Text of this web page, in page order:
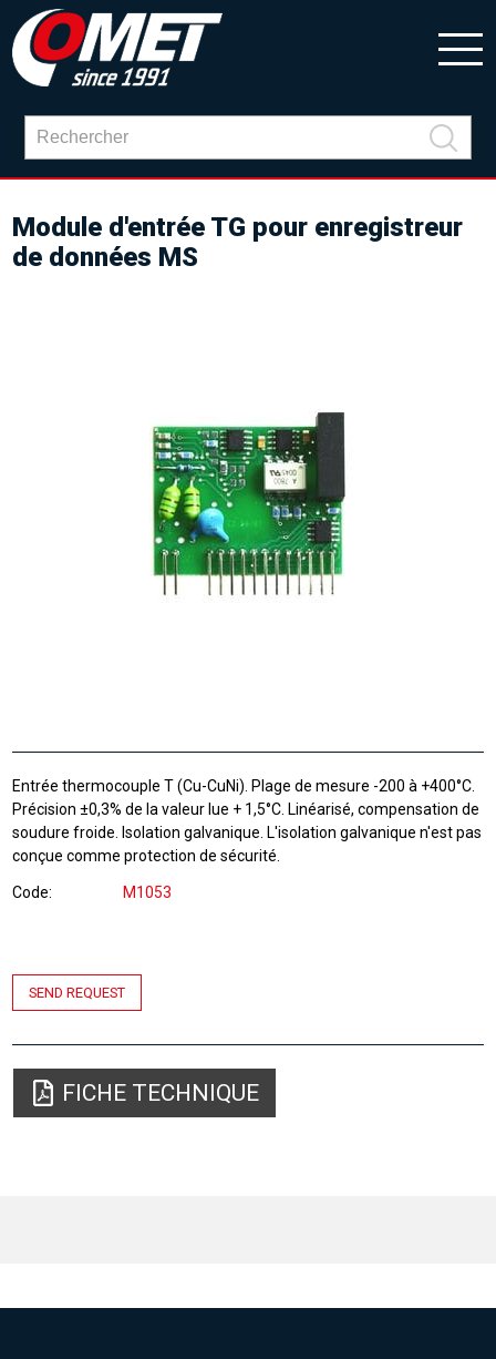
Module d'entrée TG pour enregistreur
de données MS
Entrée thermocouple T (Cu-CuNi). Plage de mesure -200 à +400°C.
Précision ±0,3% de la valeur lue + 1,5°C. Linéarisé, compensation de
soudure froide. Isolation galvanique. L'isolation galvanique n'est pas
conçue comme protection de sécurité.
Code M1053
SEND REQUEST
FICHE TECHNIQUE